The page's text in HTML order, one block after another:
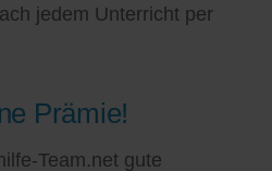
jedem Unterricht per
Prämie!
Team.net gute